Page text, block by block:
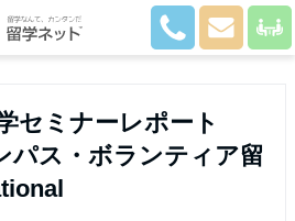
セミナーレポート
パス・ボランティア留